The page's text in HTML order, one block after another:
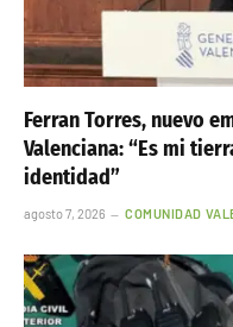
Ferran Torres, nuevo
Valenciana: “Es mi
identidad”
agosto 7, 2026 COMUNIDAD